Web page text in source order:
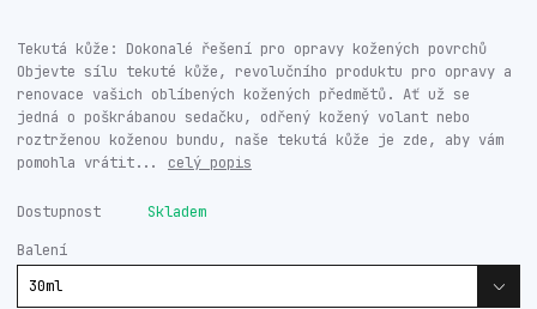
Tekutá kůže: Dokonalé řešení pro opravy kožených povrchů
Objevte sílu tekuté kůže, revolučního produktu pro opravy a
renovace vašich oblíbených kožených předmětů. Ať už se
jedná o poškrábanou sedačku, odřený kožený volant nebo
roztrženou koženou bundu, naše tekutá kůže je zde, aby vám
pomohla vrátit... celý popis
Dostupnost Skladem
Balení